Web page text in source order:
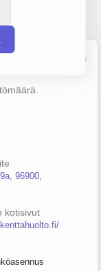
YTJ, PRH, Traficom
96900,
kotisivut